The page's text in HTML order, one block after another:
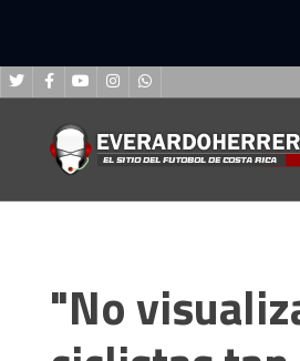
"No